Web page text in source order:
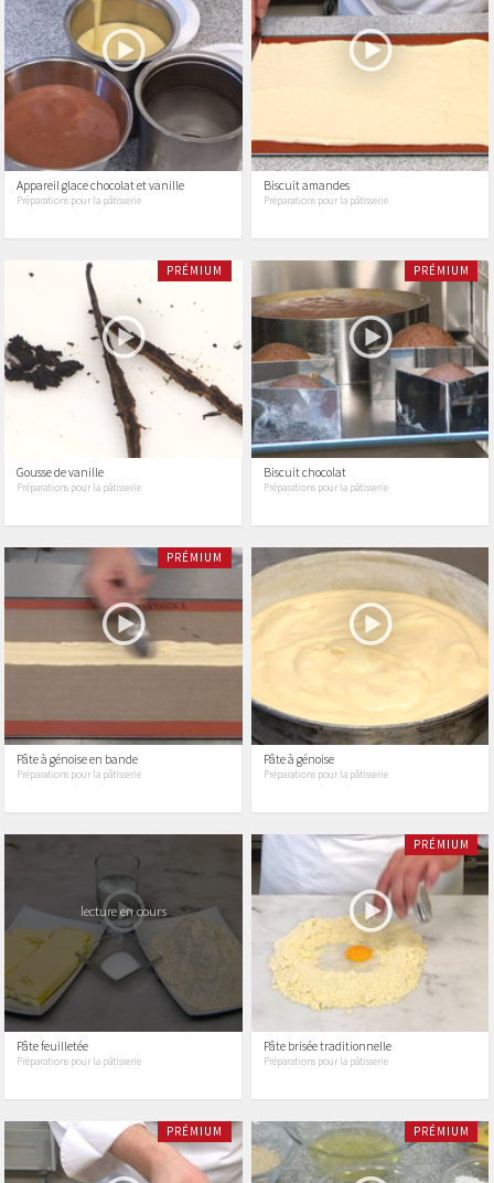
Appareil glace chocolat et vanille
Préparations pour la pâtisserie
Biscuit amandes
Préparations pour la pâtisserie
PRÉMIUM
Gousse de vanille
Préparations pour la pâtisserie
PRÉMIUM
Biscuit chocolat
Préparations pour la pâtisserie
PRÉMIUM
Pâte à génoise en bande
Préparations pour la pâtisserie
Pâte à génoise
Préparations pour la pâtisserie
Pâte feuilletée
Préparations pour la pâtisserie
lecture en cours
PRÉMIUM
Pâte brisée traditionnelle
Préparations pour la pâtisserie
PRÉMIUM PRÉMIUM